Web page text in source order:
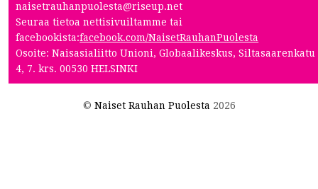
naisetrauhanpuolesta@riseup.net
Seuraa tietoa nettisivuiltamme tai
facebookista:facebook.com/NaisetRauhanPuolesta
Osoite: Naisasialiitto Unioni, Globaalikeskus, Siltasaarenkatu
4, 7. krs. 00530 HELSINKI
© Naiset Rauhan Puolesta 2026